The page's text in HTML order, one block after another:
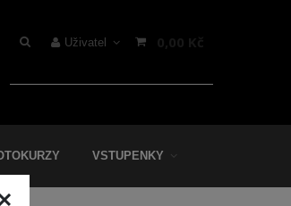
Uživatel
VSTUPENKY